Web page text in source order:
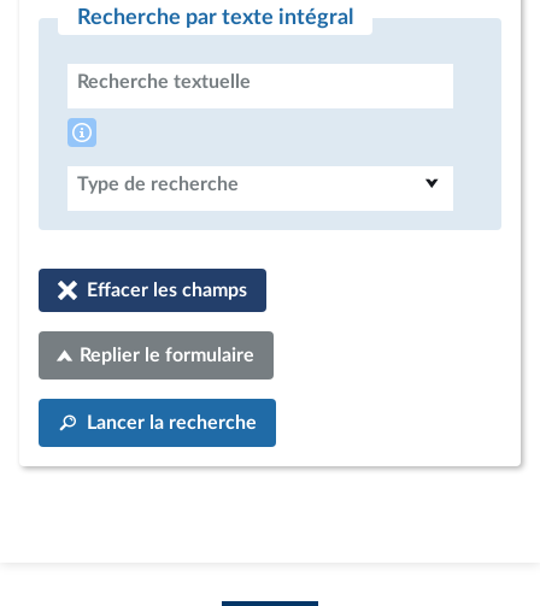
Recherche par texte intégral
Recherche textuelle
Type de recherche
Effacer les champs
Replier le formulaire
Lancer la recherche